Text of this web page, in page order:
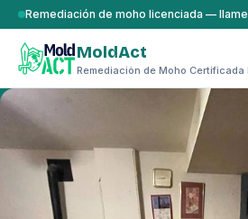
Saltar al contenido
Remediación de moho licenciada —
MoldAct
Remediación de Moho Certificada